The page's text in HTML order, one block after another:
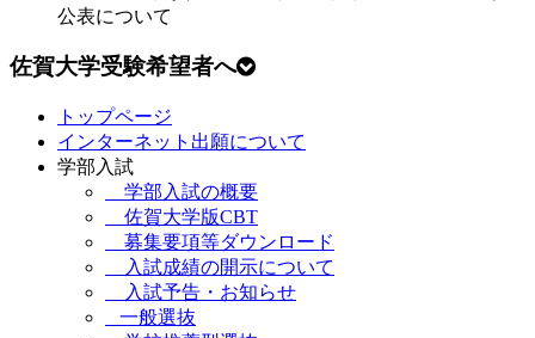
公表について
佐賀大学受験希望者へ
トップページ
インターネット出願について
学部入試
学部入試の概要
佐賀大学版CBT
募集要項等ダウンロード
入試成績の開示について
入試予告・お知らせ
一般選抜